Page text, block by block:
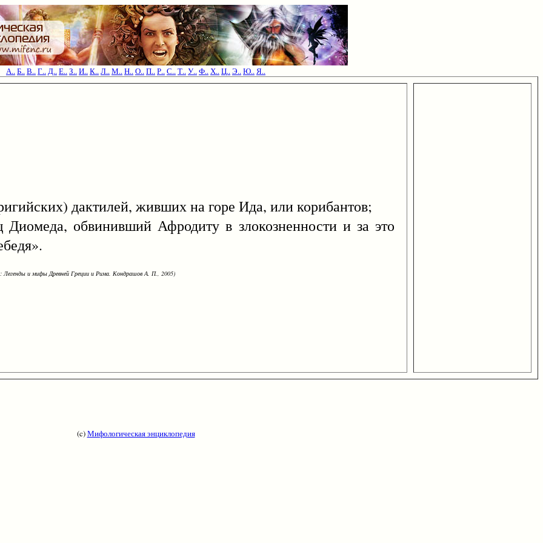
А..Б..В..Г..Д..Е..З..И..К..Л..М..Н..О..П..Р..С..Т..У..Ф..Х..Ц..Э..Ю..Я..
дактилей, живших на горе Ида, или корибантов;
обвинивший Афродиту в злокозненности и за это
Легенды и мифы Древней Греции и Рима. Кондрашов А. П., 2005)
(c)Мифологическая энциклопедия